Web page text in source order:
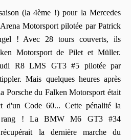
(la 4ème !) pour la Mercedes
Motorsport pilotée par Patrick
! Avec 28 tours couverts, ils
Motorsport de Pilet et Müller.
R8 LMS GT3 #5 pilotée par
Mais quelques heures après
Porsche du Falken Motorsport était
d'un Code 60... Cette pénalité la
rang ! La BMW M6 GT3 #34
la dernière marche du